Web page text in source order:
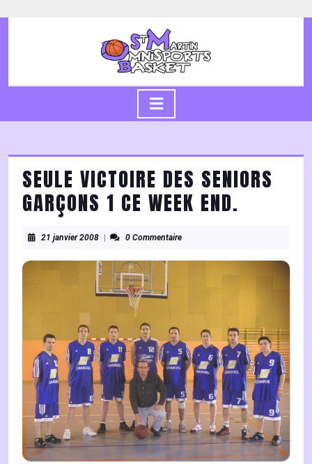
to
SEULE VICTOIRE DES SENIORS
GARÇONS 1 CE WEEK END.
21 janvier 200821
2008
0 Commentaire